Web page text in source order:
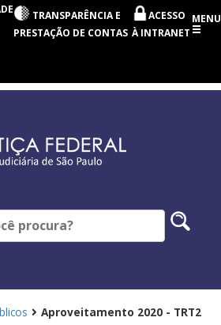
TRANSPARÊNCIA E
PRESTAÇÃO DE CONTAS
ACESSO
À INTRANET
MENU
Aproveitamento 2020 - TRT2